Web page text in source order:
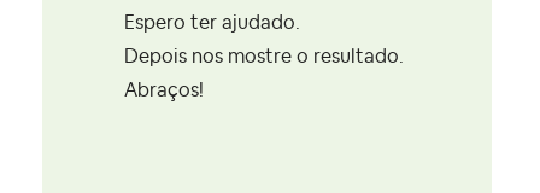
Espero ter ajudado.
Depois nos mostre o resultado.
Abraços!